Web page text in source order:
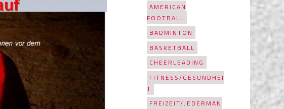
AMERICAN
FOOTBALL
BADMINTON
BASKETBALL
CHEERLEADING
FITNESS/GESUNDHEI
T
FREIZEIT/JEDERMAN